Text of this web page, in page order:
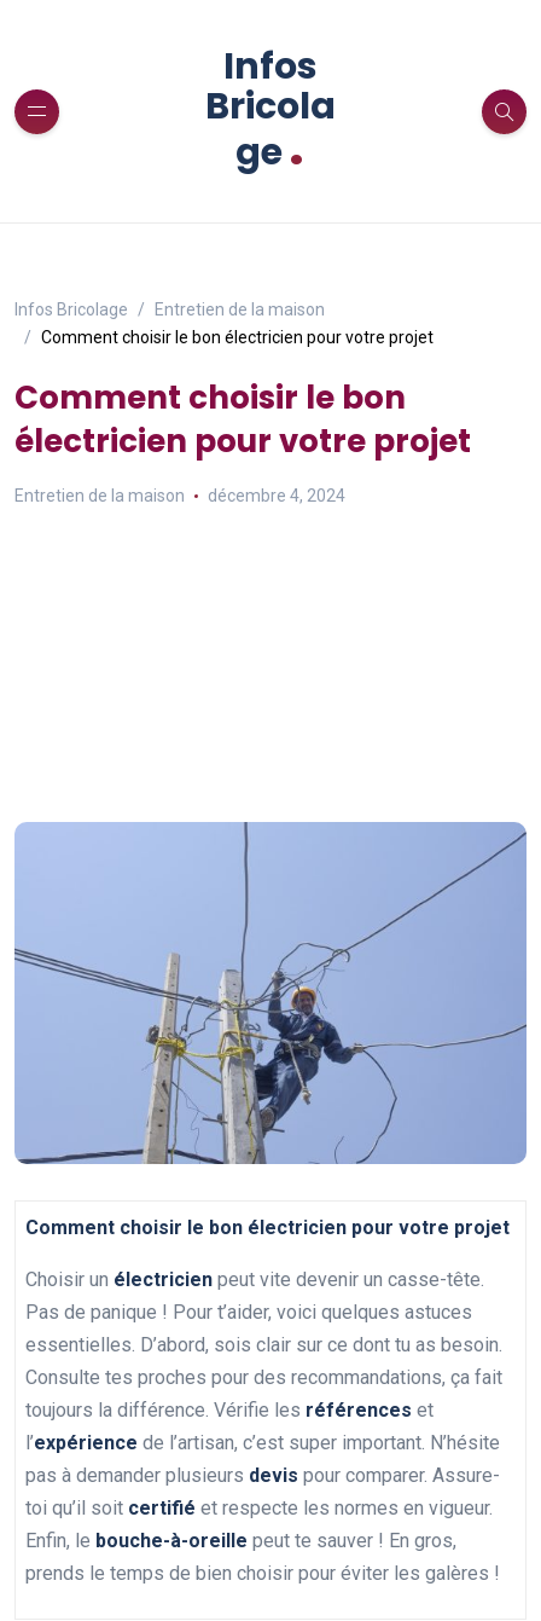
Infos
Bricola
ge.
Infos Bricolage
Entretien de la maison
Comment choisir le bon électricien pour votre projet
Comment choisir le bon
électricien pour votre projet
Entretien de la maison décembre 4, 2024
Comment choisir le bon électricien pour votre projet
Choisir un électricien peut vite devenir un casse-tête.
Pas de panique ! Pour t’aider, voici quelques astuces
essentielles. D’abord, sois clair sur ce dont tu as besoin.
Consulte tes proches pour des recommandations, ça fait
toujours la différence. Vérifie les références et
l’expérience de l’artisan, c’est super important. N’hésite
pas à demander plusieurs devis pour comparer. Assure-
toi qu’il soit certifié et respecte les normes en vigueur.
Enfin, le bouche-à-oreille peut te sauver ! En gros,
prends le temps de bien choisir pour éviter les galères !